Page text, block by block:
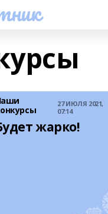
27 ИЮЛЯ 2021,
07:14
жарко!